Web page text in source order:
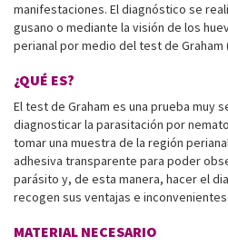
manifestaciones. El diagnóstico se
gusano o mediante la visión de los
perianal por medio del test de Graham
¿QUÉ ES?
El test de Graham es una prueba muy
diagnosticar la parasitación por
tomar una muestra de la región
adhesiva transparente para poder
parásito y, de esta manera, hacer el
recogen sus ventajas e inconvenientes.
MATERIAL NECESARIO